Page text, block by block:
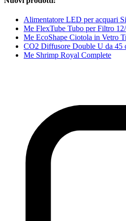
Alimentatore LED per acquari
Me FlexTube Tubo per Filtro
Me EcoShape Ciotola in Vetro
CO2 Diffusore Double U da 45
Me Shrimp Royal Complete